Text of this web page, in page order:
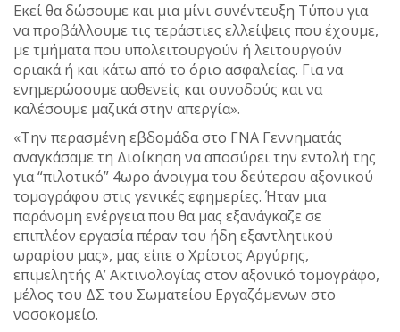
Εκεί θα δώσουμε και μια μίνι συνέντευξη Τύπου για
να προβάλλουμε τις τεράστιες ελλείψεις που έχουμε,
με τμήματα που υπολειτουργούν ή λειτουργούν
οριακά ή και κάτω από το όριο ασφαλείας. Για να
ενημερώσουμε ασθενείς και συνοδούς και να
καλέσουμε μαζικά στην απεργία».
«Την περασμένη εβδομάδα στο ΓΝΑ Γεννηματάς
αναγκάσαμε τη Διοίκηση να αποσύρει την εντολή της
για “πιλοτικό” 4ωρο άνοιγμα του δεύτερου αξονικού
τομογράφου στις γενικές εφημερίες. Ήταν μια
παράνομη ενέργεια που θα μας εξανάγκαζε σε
επιπλέον εργασία πέραν του ήδη εξαντλητικού
ωραρίου μας», μας είπε ο Χρίστος Αργύρης,
επιμελητής Α’ Ακτινολογίας στον αξονικό τομογράφο,
μέλος του ΔΣ του Σωματείου Εργαζόμενων στο
νοσοκομείο.